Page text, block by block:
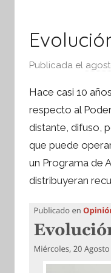
Publicada el
Hace casi 10
respecto al
distante, difuso,
que puede
un Programa de
distribuyeran